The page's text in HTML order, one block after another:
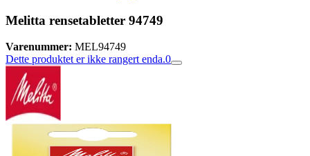
Melitta rensetabletter 94749
Varenummer: MEL94749
Dette produktet er ikke rangert enda.0